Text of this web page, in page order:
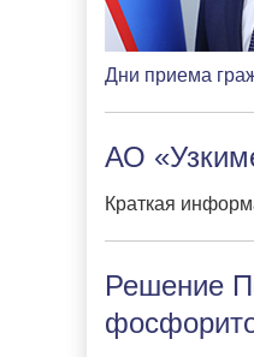
Дни приема
АО
Краткая
Решение